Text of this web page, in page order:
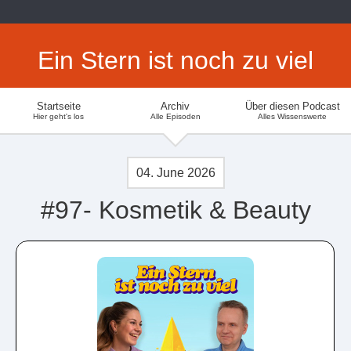
Ein Stern ist noch zu viel
Startseite
Hier geht's los
Archiv
Alle Episoden
Über diesen Podcast
Alles Wissenswerte
04. June 2026
#97- Kosmetik & Beauty